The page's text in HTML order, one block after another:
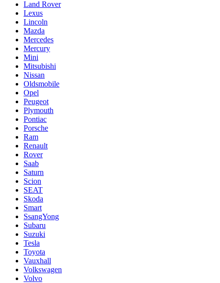
Land Rover
Lexus
Lincoln
Mazda
Mercedes
Mercury
Mini
Mitsubishi
Nissan
Oldsmobile
Opel
Peugeot
Plymouth
Pontiac
Porsche
Ram
Renault
Rover
Saab
Saturn
Scion
SEAT
Skoda
Smart
SsangYong
Subaru
Suzuki
Tesla
Toyota
Vauxhall
Volkswagen
Volvo